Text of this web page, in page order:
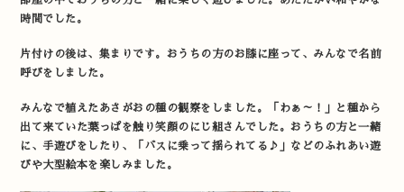
時間でした。
片付けの後は、集まりです。おうちの方のお膝に座って、みんなで名前
呼びをしました。
みんなで植えたあさがおの種の観察をしました。「わぁ～！」と種から
出て来ていた葉っぱを触り笑顔のにじ組さんでした。おうちの方と一緒
に、手遊びをしたり、「バスに乗って揺られてる♪」などのふれあい遊
びや大型絵本を楽しみました。